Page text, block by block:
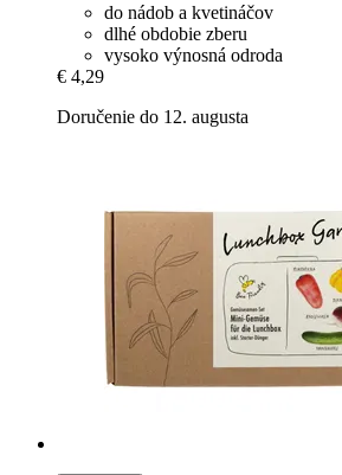
do nádob a kvetináčov
dlhé obdobie zberu
vysoko výnosná odroda
€ 4,29
Doručenie do 12. augusta